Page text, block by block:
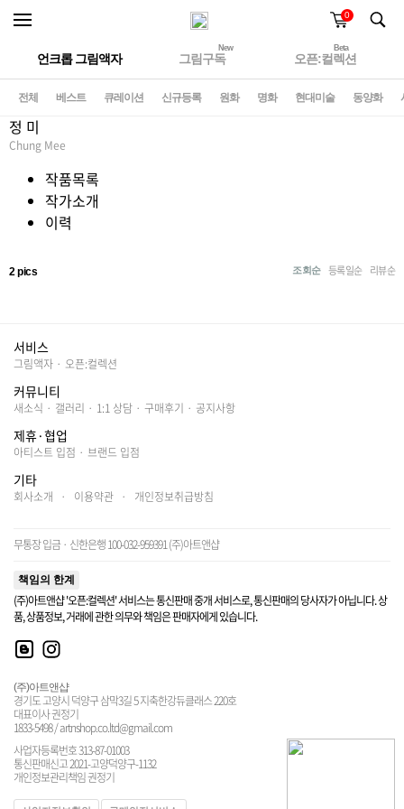
0
언크롭 그림액자
New
그림구독
Beta
오픈:컬렉션
전체 베스트 큐레이션 신규등록 원화 명화 현대미술 동양화
정 미
Chung Mee
작품목록
작가소개
이력
2 pics 조회순 등록일순 리뷰순
서비스
그림액자 · 오픈:컬렉션
커뮤니티
새소식 · 갤러리 · 1:1 상담 · 구매후기 · 공지사항
제휴·협업
아티스트 입점 · 브랜드 입점
기타
회사소개 · 이용약관 · 개인정보취급방침
무통장 입금 · 신한은행 100-032-959391 (주)아트앤샵
책임의 한계
(주)아트앤샵 '오픈:컬렉션' 서비스는 통신판매 중개 서비스로, 통신판매의 당사자가 아닙니다. 상
품, 상품정보, 거래에 관한 의무와 책임은 판매자에게 있습니다.
(주)아트앤샵
경기도 고양시 덕양구 삼막3길 5 지축한강듀클래스 220호
대표이사 권정기
1833-5498 / artnshop.co.ltd@gmail.com
사업자등록번호 313-87-01003
통신판매신고 2021-고양덕양구-1132
개인정보관리책임 권정기